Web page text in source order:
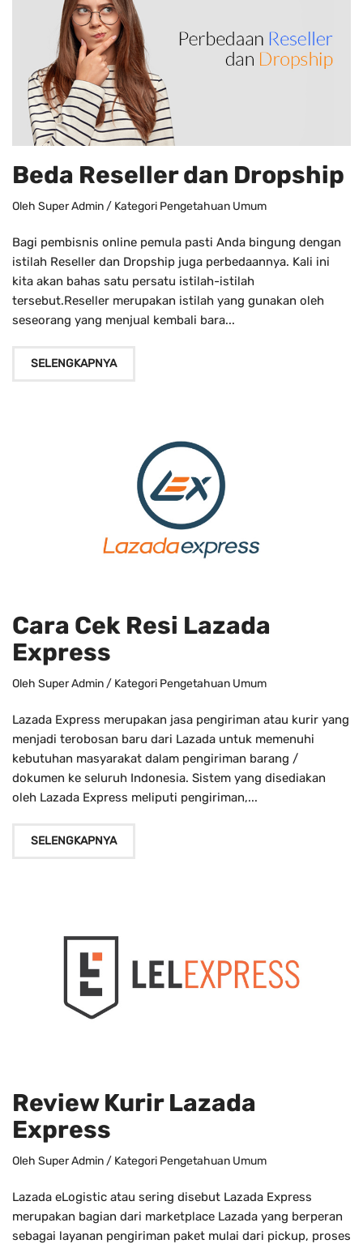
Beda Reseller dan Dropship
Oleh Super Admin / Kategori Pengetahuan Umum
Bagi pembisnis online pemula pasti Anda bingung dengan
istilah Reseller dan Dropship juga perbedaannya. Kali ini
kita akan bahas satu persatu istilah-istilah
tersebut.Reseller merupakan istilah yang gunakan oleh
seseorang yang menjual kembali bara...
SELENGKAPNYA
Cara Cek Resi Lazada
Express
Oleh Super Admin / Kategori Pengetahuan Umum
Lazada Express merupakan jasa pengiriman atau kurir yang
menjadi terobosan baru dari Lazada untuk memenuhi
kebutuhan masyarakat dalam pengiriman barang /
dokumen ke seluruh Indonesia. Sistem yang disediakan
oleh Lazada Express meliputi pengiriman,...
SELENGKAPNYA
Review Kurir Lazada
Express
Oleh Super Admin / Kategori Pengetahuan Umum
Lazada eLogistic atau sering disebut Lazada Express
merupakan bagian dari marketplace Lazada yang berperan
sebagai layanan pengiriman paket mulai dari pickup, proses